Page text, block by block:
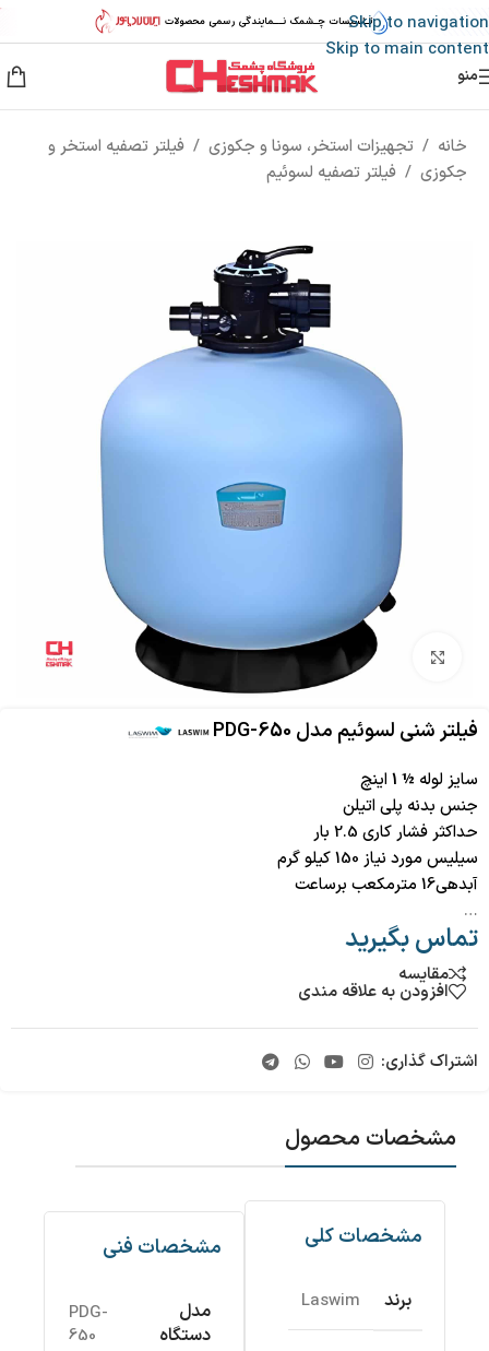
Skip to navigation
Skip to main content
منو
خانه / تجهیزات استخر، سونا و جکوزی / فیلتر تصفیه استخر و
جکوزی / فیلتر تصفیه لسوئیم
بزرگنمایی تصویر
فیلتر شنی لسوئیم مدل PDG-650
سایز لوله ½ 1
اینچ
جنس بدنه پلی اتیلن
حداکثر فشار کاری 2.5 بار
سیلیس مورد نیاز 150 کیلو گرم
آبدهی16 مترمکعب برساعت
…
تماس بگیرید
مقایسه
افزودن به علاقه مندی
اشتراک گذاری:
مشخصات محصول
مشخصات کلی
برند Laswim
مشخصات فنی
مدل
دستگاه
PDG-
650